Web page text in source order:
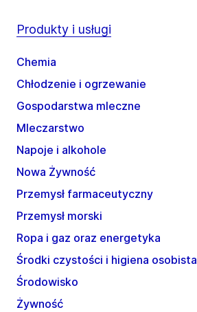
Produkty i usługi
Chemia
Chłodzenie i ogrzewanie
Gospodarstwa mleczne
Mleczarstwo
Napoje i alkohole
Nowa Żywność
Przemysł farmaceutyczny
Przemysł morski
Ropa i gaz oraz energetyka
Środki czystości i higiena osobista
Środowisko
Żywność